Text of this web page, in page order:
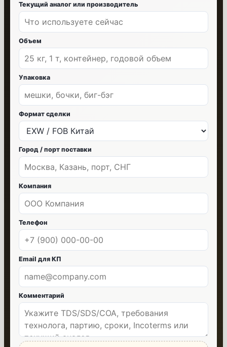
Текущий аналог или производитель
Объем
Упаковка
Формат сделки
Город / порт поставки
Компания
Телефон
Email для КП
Комментарий